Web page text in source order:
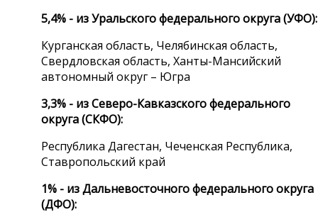
5,4% - из Уральского федерального округа (УФО):
Курганская область, Челябинская область,
Свердловская область, Ханты-Мансийский
автономный округ – Югра
3,3% - из Северо-Кавказского федерального
округа (СКФО):
Республика Дагестан, Чеченская Республика,
Ставропольский край
1% - из Дальневосточного федерального округа
(ДФО):